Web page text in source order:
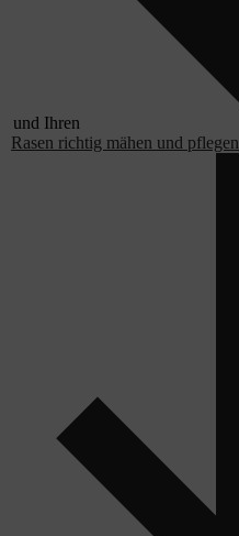
und Ihren
Rasen richtig mähen und pflegen